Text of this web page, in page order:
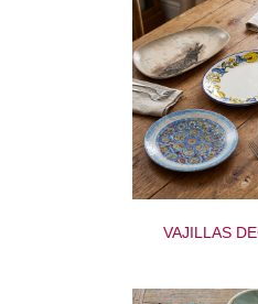
VAJILLAS